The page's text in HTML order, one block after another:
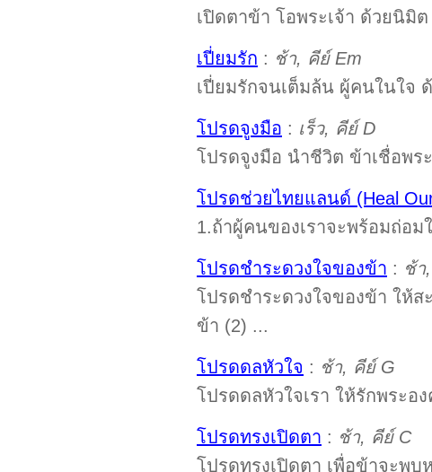
เปิดตาข้า โอพระเจ้า ด้วยนิมิ
เปี่ยมรัก : ช้า, คีย์ Em
เปี่ยมรักจนเต็มล้น ผู้คนในใจ
โปรดจูงมือ : เร็ว, คีย์ D
โปรดจูงมือ นำชีวิต ข้าเชื่อพร
โปรดช่วยไทยแลนด์ (Heal
1.ถ้าผู้คนของเราจะพร้อมถ่อ
โปรดชำระดวงใจของข้า : ช้า
โปรดชำระดวงใจของข้า ให้
ข้า (2) ...
โปรดดลหัวใจ : ช้า, คีย์ G
โปรดดลหัวใจเรา ให้รักพระอง
โปรดทรงเปิดตา : ช้า, คีย์ C
โปรดทรงเปิดตา เพื่อข้าจะพบ